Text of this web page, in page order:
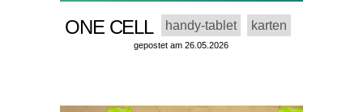
ONE CELL handy-tablet karten
gepostet am 26.05.2026